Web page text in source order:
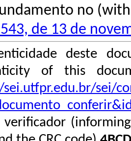
no
de 13 de
deste
of this
sei/
verificador